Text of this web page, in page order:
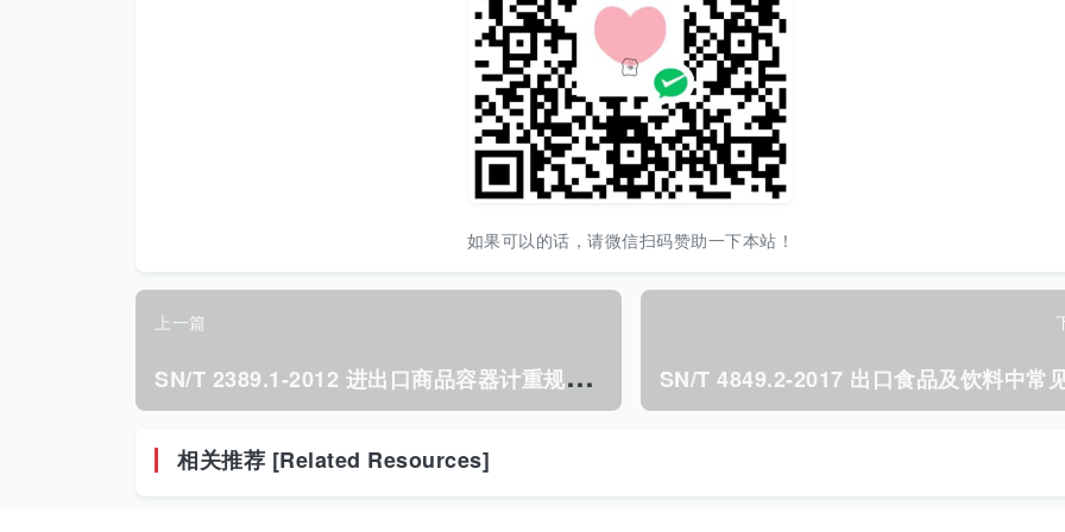
如果可以的话，请微信扫码赞助一下本站！
上一篇
S
N/T 2389.1-2012 进出口商品容器计重规程 第1部分:术语.pdf
相关推荐 [Related Resources]